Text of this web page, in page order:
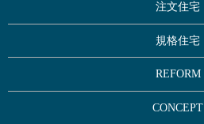
注文住宅
規格住宅
REFORM
CONCEPT